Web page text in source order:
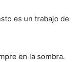
es un trabajo de
en la sombra.